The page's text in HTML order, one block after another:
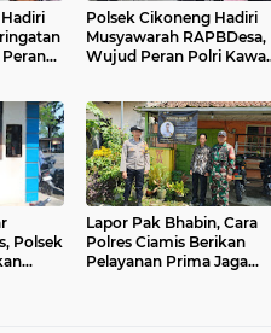
Peran
Polsek Cikoneng Hadiri
Musyawarah RAPBDesa,
Wujud Peran Polri Kawal
Sindangkasih
Polsek
Lapor Pak Bhabin, Cara
Polres Ciamis Berikan
Pelayanan Prima Jaga